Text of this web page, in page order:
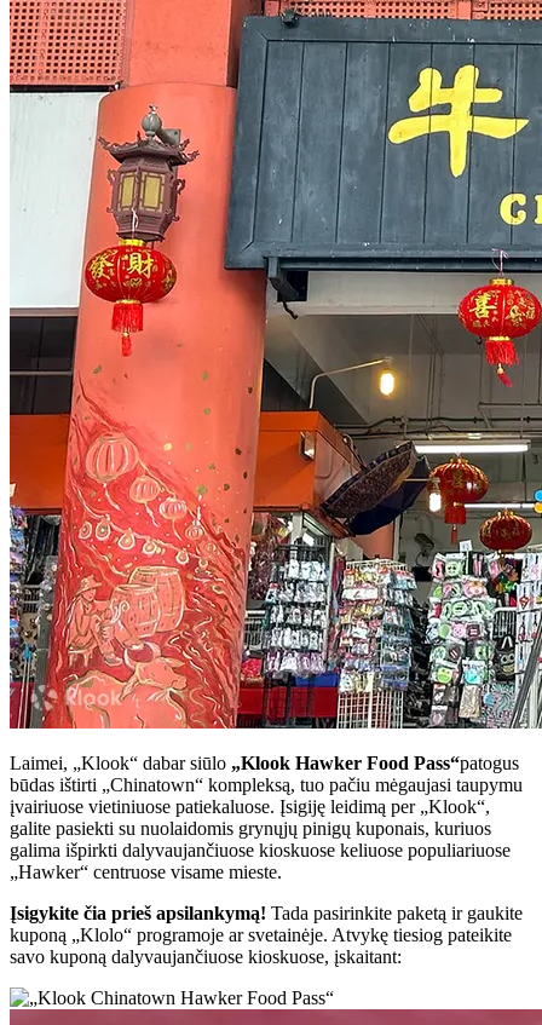
Laimei, „Klook“ dabar siūlo „Klook Hawker Food Pass“patogus
būdas ištirti „Chinatown“ kompleksą, tuo pačiu mėgaujasi taupymu
įvairiuose vietiniuose patiekaluose. Įsigiję leidimą per „Klook“,
galite pasiekti su nuolaidomis grynųjų pinigų kuponais, kuriuos
galima išpirkti dalyvaujančiuose kioskuose keliuose populiariuose
„Hawker“ centruose visame mieste.
Įsigykite čia prieš apsilankymą! Tada pasirinkite paketą ir gaukite
kuponą „Klolo“ programoje ar svetainėje. Atvykę tiesiog pateikite
savo kuponą dalyvaujančiuose kioskuose, įskaitant: